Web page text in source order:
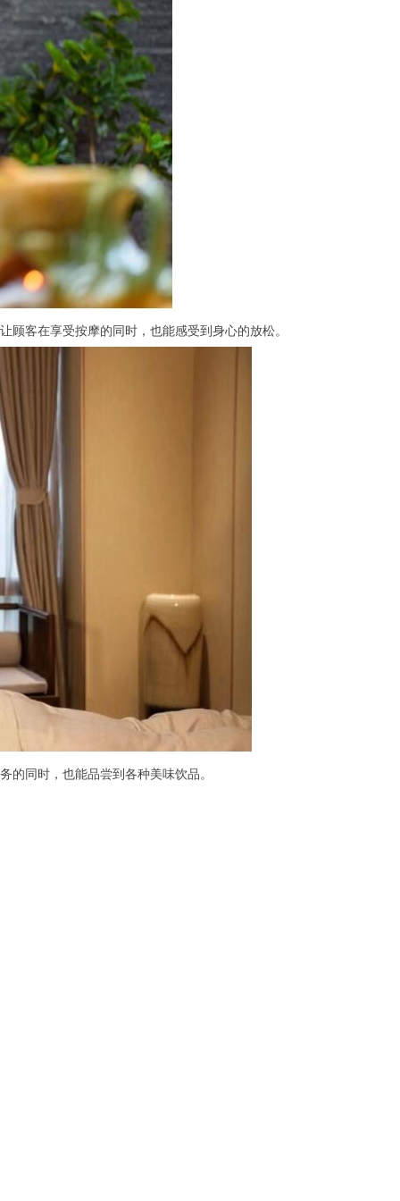
客在享受按摩的同时，也能感受到身心的放松。
同时，也能品尝到各种美味饮品。